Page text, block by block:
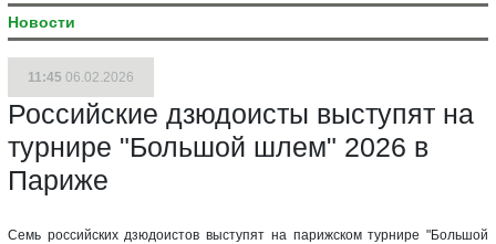
Новости
11:45 06.02.2026
Российские дзюдоисты выступят на
турнире "Большой шлем" 2026 в
Париже
Семь российских дзюдоистов выступят на парижском турнире "Большой